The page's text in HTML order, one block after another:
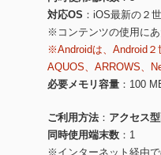
対応OS
iOS最新の２
※コンテンツの使用に
※Androidは、Android２
AQUOS、ARROWS、
必要メモリ容量
100
ご利用方法
アクセス
同時使用端末数
1
※インターネット経由